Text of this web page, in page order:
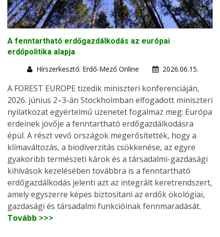
A fenntartható erdőgazdálkodás az európai
erdőpolitika alapja
Hírszerkesztő: Erdő-Mező Online
2026.06.15.
A FOREST EUROPE tizedik miniszteri konferenciáján,
2026. június 2–3-án Stockholmban elfogadott miniszteri
nyilatkozat egyértelmű üzenetet fogalmaz meg: Európa
erdeinek jövője a fenntartható erdőgazdálkodásra
épül. A részt vevő országok megerősítették, hogy a
klímaváltozás, a biodiverzitás csökkenése, az egyre
gyakoribb természeti károk és a társadalmi-gazdasági
kihívások kezelésében továbbra is a fenntartható
erdőgazdálkodás jelenti azt az integrált keretrendszert,
amely egyszerre képes biztosítani az erdők ökológiai,
gazdasági és társadalmi funkcióinak fennmaradását.
Tovább >>>